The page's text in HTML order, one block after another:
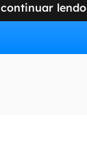
continuar lendo